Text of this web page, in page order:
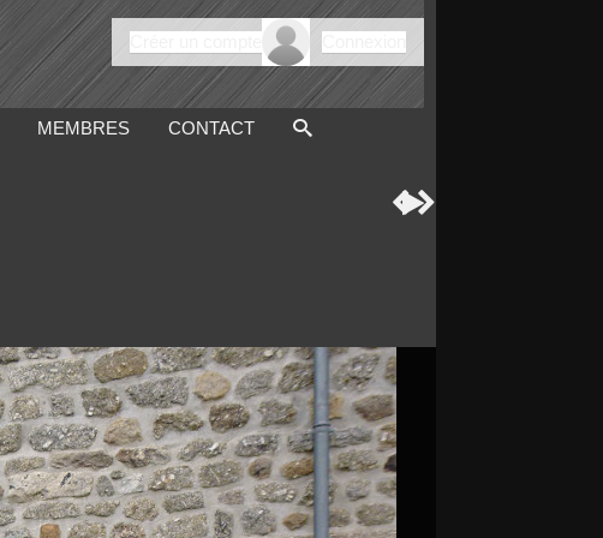
MEMBRES CONTACT
